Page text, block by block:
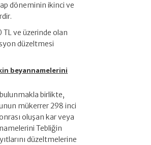
döneminin ikinci ve
ve üzerinde olan
düzeltmesi
beyannamelerini
birlikte,
mükerrer 298 inci
oluşan kar veya
Tebliğin
düzeltmelerine